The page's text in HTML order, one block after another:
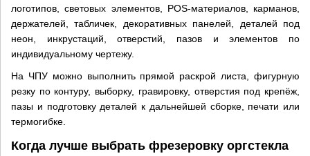
логотипов, световых элементов, POS-материалов, карманов,
держателей, табличек, декоративных панелей, деталей под
неон, инкрустаций, отверстий, пазов и элементов по
индивидуальному чертежу.
На ЧПУ можно выполнить прямой раскрой листа, фигурную
резку по контуру, выборку, гравировку, отверстия под крепёж,
пазы и подготовку деталей к дальнейшей сборке, печати или
термогибке.
Когда лучше выбрать фрезеровку оргстекла